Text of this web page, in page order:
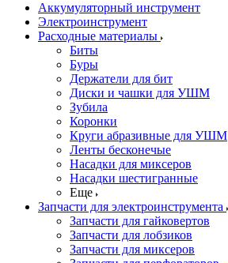
Аккумуляторный инструмент
Электроинструмент
Расходные материалы
Биты
Буры
Держатели для бит
Диски и чашки для УШМ
Зубила
Коронки
Круги абразивные для УШМ
Ленты бесконечые
Насадки для миксеров
Насадки шестигранные
Еще
Запчасти для электроинструмента
Запчасти для гайковертов
Запчасти для лобзиков
Запчасти для миксеров